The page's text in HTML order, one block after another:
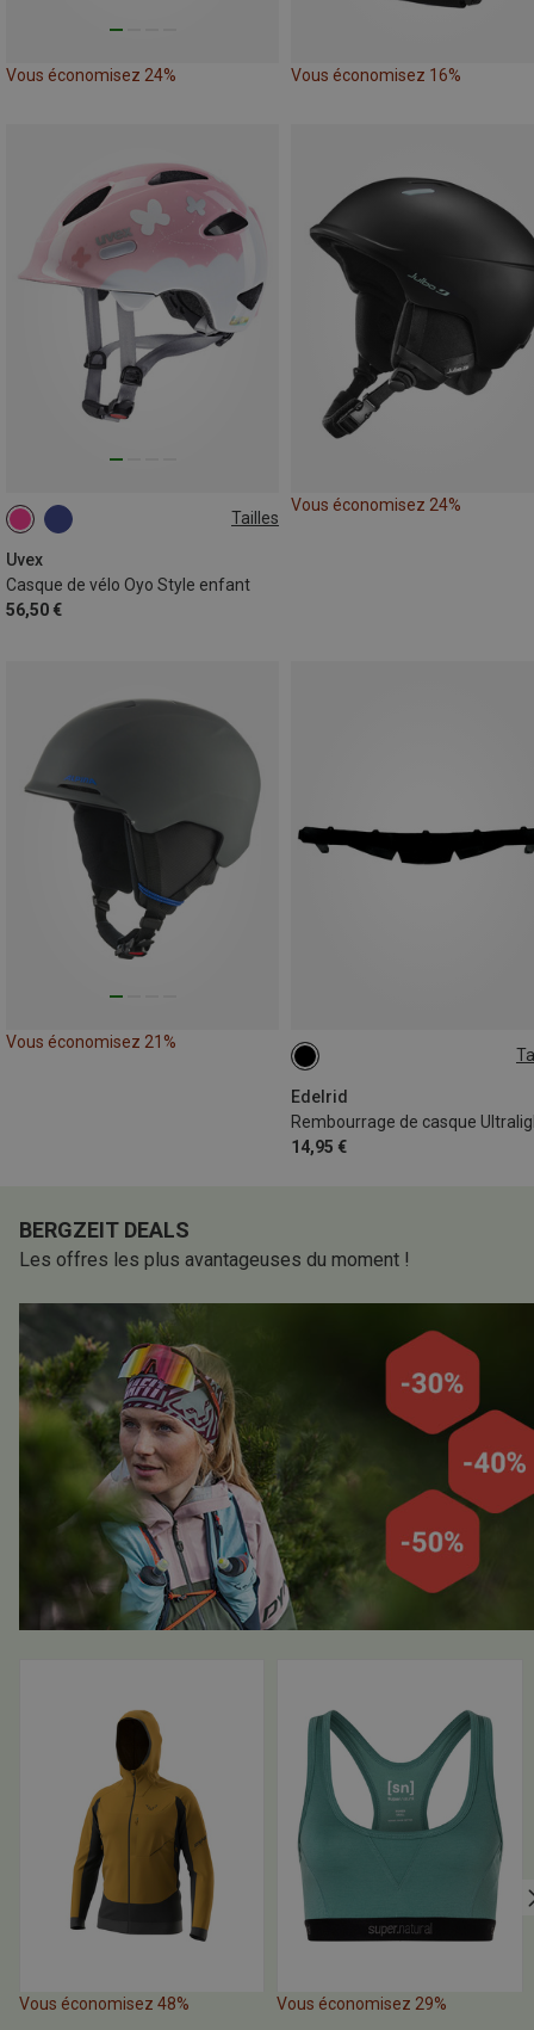
Vous économisez 24% Vous économisez 16%
Tailles
Uvex
Casque de vélo Oyo Style enfant
56,50 €
46-50CM
Vous économisez 24%
Vous économisez 21%
Edelrid
14,95 €
ONE SIZE
BERGZEIT DEALS
Les offres les plus avantageuses du moment !
Vous économisez 48% Vous économisez 29%